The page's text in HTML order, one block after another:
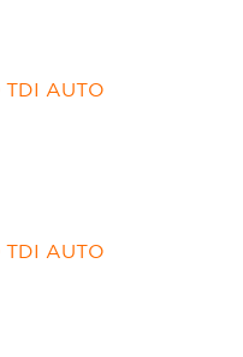
TDI AUTO
TDI AUTO